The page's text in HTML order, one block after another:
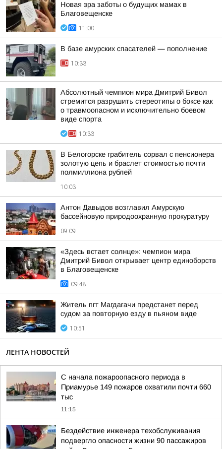
Новая эра заботы о будущих мамах в
Благовещенске
11:00
В базе амурских спасателей — пополнение
10:33
Абсолютный чемпион мира Дмитрий Бивол
стремится разрушить стереотипы о боксе как
о травмоопасном и исключительно боевом
виде спорта
10:33
В Белогорске грабитель сорвал с пенсионера
золотую цепь и браслет стоимостью почти
полмиллиона рублей
10:03
Антон Давыдов возглавил Амурскую
бассейновую природоохранную прокуратуру
09:09
«Здесь встает солнце»: чемпион мира
Дмитрий Бивол открывает центр единоборств
в Благовещенске
09:48
Житель пгт Магдагачи предстанет перед
судом за повторную езду в пьяном виде
10:51
ЛЕНТА НОВОСТЕЙ
С начала пожароопасного периода в
Приамурье 149 пожаров охватили почти 660
тыс
11:15
Бездействие инженера техобслуживания
подвергло опасности жизни 90 пассажиров